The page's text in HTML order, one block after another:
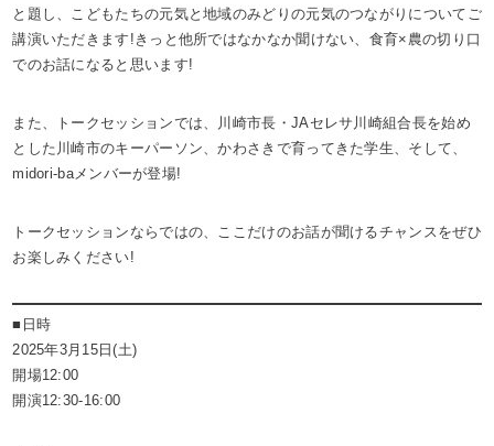
と題し、こどもたちの元気と地域のみどりの元気のつながりについてご
講演いただきます!きっと他所ではなかなか聞けない、食育×農の切り口
でのお話になると思います!
また、トークセッションでは、川崎市長・JAセレサ川崎組合長を始め
とした川崎市のキーパーソン、かわさきで育ってきた学生、そして、
midori-baメンバーが登場!
トークセッションならではの、ここだけのお話が聞けるチャンスをぜひ
お楽しみください!
■日時
2025年3月15日(土)
開場12:00
開演12:30-16:00